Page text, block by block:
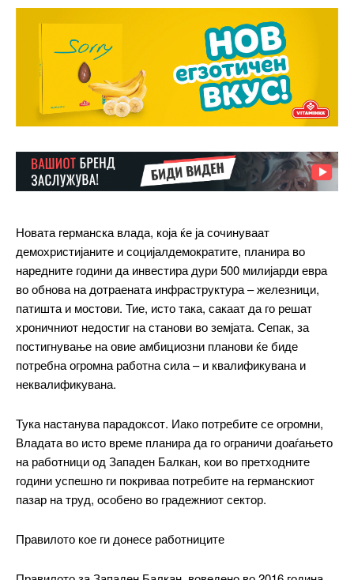
Новата германска влада, која ќе ја сочинуваат
демохристијаните и социјалдемократите, планира во
наредните години да инвестира дури 500 милијарди евра
во обнова на дотраената инфраструктура – железници,
патишта и мостови. Тие, исто така, сакаат да го решат
хроничниот недостиг на станови во земјата. Сепак, за
постигнување на овие амбициозни планови ќе биде
потребна огромна работна сила – и квалификувана и
неквалификувана.
Тука настанува парадоксот. Иако потребите се огромни,
Владата во исто време планира да го ограничи доаѓањето
на работници од Западен Балкан, кои во претходните
години успешно ги покриваа потребите на германскиот
пазар на труд, особено во градежниот сектор.
Правилото кое ги донесе работниците